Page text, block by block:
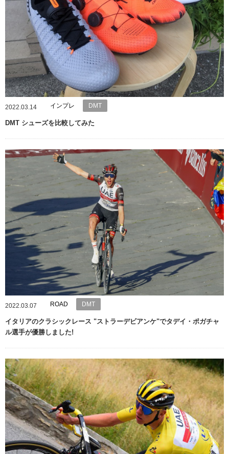
2022.03.14 インプレ DMT
DMT シューズを比較してみた
2022.03.07 ROAD DMT
イタリアのクラシックレース "ストラーデビアンケ"でタデイ・ポガチャ
ル選手が優勝しました!